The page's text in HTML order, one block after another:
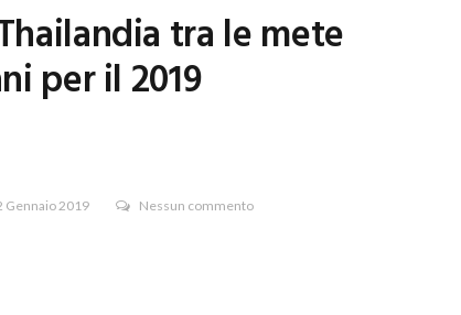
tra le mete
per il 2019
Gennaio 2019 Nessun commento